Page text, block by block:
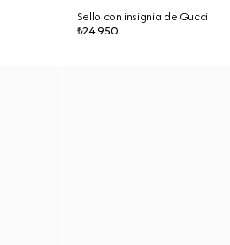
Sello con insignia de Gucci
₺24.950